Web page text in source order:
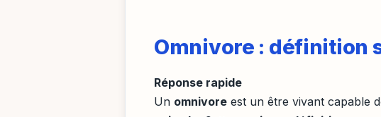
Omnivore : définition
Réponse rapide
Un omnivore est un être vivant capable